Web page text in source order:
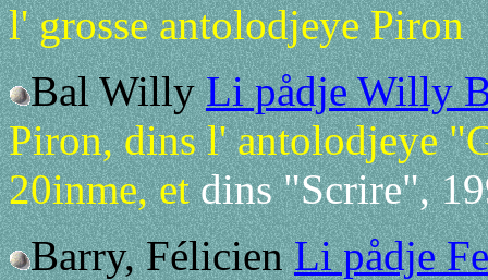
l' grosse antolodjeye Piron
Bal WillyLi pådje Willy
Piron, dins l' antolodjeye
20inme, etdins "Scrire",
Barry, FélicienLi pådje